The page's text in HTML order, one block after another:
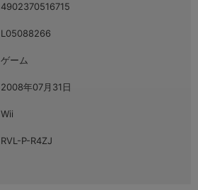
4902370516715
L05088266
ゲーム
2008年07月31日
Wii
RVL-P-R4ZJ